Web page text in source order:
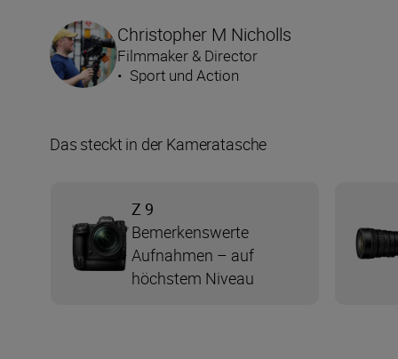
Christopher M Nicholls
Filmmaker & Director
• Sport und Action
Das steckt in der Kameratasche
Z 9
Bemerkenswerte
Aufnahmen – auf
höchstem Niveau